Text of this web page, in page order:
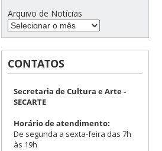
Arquivo de Notícias
CONTATOS
Secretaria de Cultura e Arte -
SECARTE
Horário de atendimento:
De segunda a sexta-feira das 7h
às 19h